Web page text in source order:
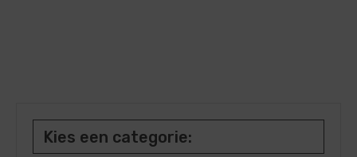
Kies een categorie: